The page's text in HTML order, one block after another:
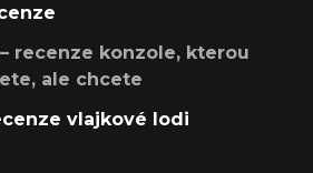
recenze konzole, kterou
ale chcete
vlajkové lodi